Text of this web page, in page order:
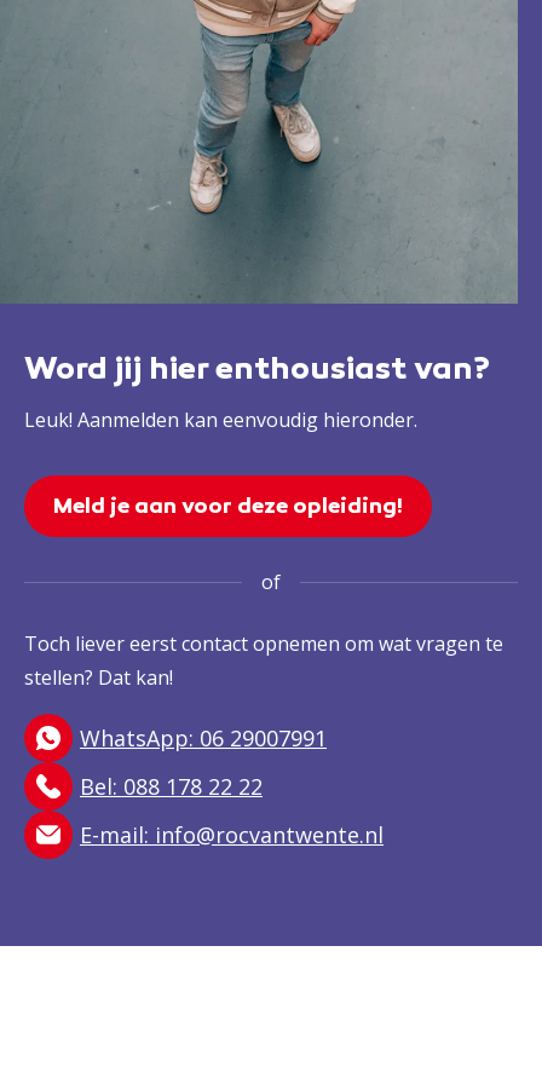
Word jij hier enthousiast van?
Leuk! Aanmelden kan eenvoudig hieronder.
Meld je aan voor deze opleiding!
of
Toch liever eerst contact opnemen om wat vragen te
stellen? Dat kan!
WhatsApp: 06 29007991
Bel: 088 178 22 22
E-mail: info@rocvantwente.nl